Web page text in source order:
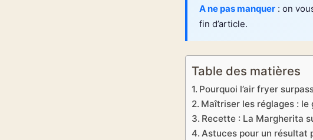
A ne pas manquer : on
fin d’article.
Table des matières
Pourquoi l’air fryer
Maîtriser les réglages :
Recette : La Margherita
Astuces pour un résultat